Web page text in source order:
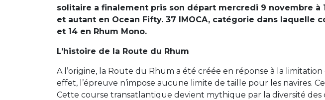
solitaire a finalement pris son départ mercredi 9 novembre à
et autant en Ocean Fifty. 37 IMOCA, catégorie dans laquelle
et 14 en Rhum Mono.
L’histoire de la Route du Rhum
A l’origine, la Route du Rhum a été créée en réponse à la
effet, l’épreuve n’impose aucune limite de taille pour les navires.
Cette course transatlantique devient mythique par la diversité des